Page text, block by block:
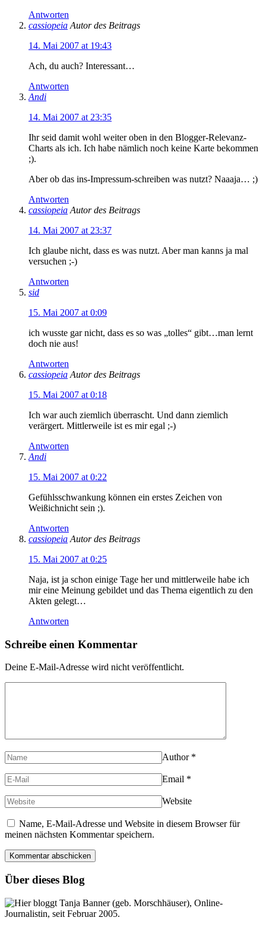
Antworten
cassiopeia Autor des Beitrags
14. Mai 2007 at 19:43
Ach, du auch? Interessant…
Antworten
Andi
14. Mai 2007 at 23:35
Ihr seid damit wohl weiter oben in den Blogger-Relevanz-
Charts als ich. Ich habe nämlich noch keine Karte bekommen
;).
Aber ob das ins-Impressum-schreiben was nutzt? Naaaja… ;)
Antworten
cassiopeia Autor des Beitrags
14. Mai 2007 at 23:37
Ich glaube nicht, dass es was nutzt. Aber man kanns ja mal
versuchen ;-)
Antworten
sid
15. Mai 2007 at 0:09
ich wusste gar nicht, dass es so was „tolles“ gibt…man lernt
doch nie aus!
Antworten
cassiopeia Autor des Beitrags
15. Mai 2007 at 0:18
Ich war auch ziemlich überrascht. Und dann ziemlich
verärgert. Mittlerweile ist es mir egal ;-)
Antworten
Andi
15. Mai 2007 at 0:22
Gefühlsschwankung können ein erstes Zeichen von
Weißichnicht sein ;).
Antworten
cassiopeia Autor des Beitrags
15. Mai 2007 at 0:25
Naja, ist ja schon einige Tage her und mittlerweile habe ich
mir eine Meinung gebildet und das Thema eigentlich zu den
Akten gelegt…
Antworten
Schreibe einen Kommentar
Deine E-Mail-Adresse wird nicht veröffentlicht.
Author *
Email *
Website
Name, E-Mail-Adresse und Website in diesem Browser für
meinen nächsten Kommentar speichern.
Über dieses Blog
Hier bloggt Tanja Banner (geb. Morschhäuser), Online-
Journalistin, seit Februar 2005.